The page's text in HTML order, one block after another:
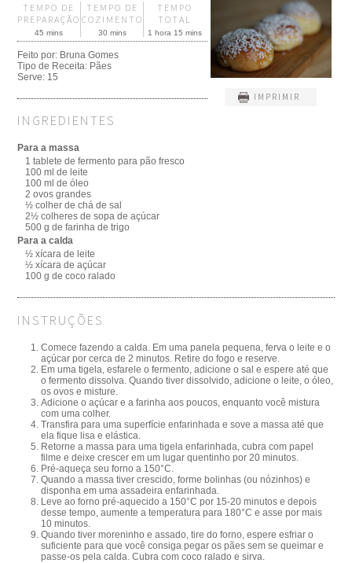
IMPRIMIR
TEMPO DE
PREPARAÇÃO
45 mins
TEMPO DE
COZIMENTO
30 mins
TEMPO
TOTAL
1 hora 15 mins
Feito por: Bruna Gomes
Tipo de Receita: Pães
Serve: 15
INGREDIENTES
Para a massa
1 tablete de fermento para pão fresco
100 ml de leite
100 ml de óleo
2 ovos grandes
½ colher de chá de sal
2½ colheres de sopa de açúcar
500 g de farinha de trigo
Para a calda
½ xícara de leite
½ xícara de açúcar
100 g de coco ralado
INSTRUÇÕES
Comece fazendo a calda. Em uma panela pequena, ferva o leite e o
açúcar por cerca de 2 minutos. Retire do fogo e reserve.
Em uma tigela, esfarele o fermento, adicione o sal e espere até que
o fermento dissolva. Quando tiver dissolvido, adicione o leite, o óleo,
os ovos e misture.
Adicione o açúcar e a farinha aos poucos, enquanto você mistura
com uma colher.
Transfira para uma superfície enfarinhada e sove a massa até que
ela fique lisa e elástica.
Retorne a massa para uma tigela enfarinhada, cubra com papel
filme e deixe crescer em um lugar quentinho por 20 minutos.
Pré-aqueça seu forno a 150°C.
Quando a massa tiver crescido, forme bolinhas (ou nózinhos) e
disponha em uma assadeira enfarinhada.
Leve ao forno pré-aquecido a 150°C por 15-20 minutos e depois
desse tempo, aumente a temperatura para 180°C e asse por mais
10 minutos.
Quando tiver moreninho e assado, tire do forno, espere esfriar o
suficiente para que você consiga pegar os pães sem se queimar e
passe-os pela calda. Cubra com coco ralado e sirva.